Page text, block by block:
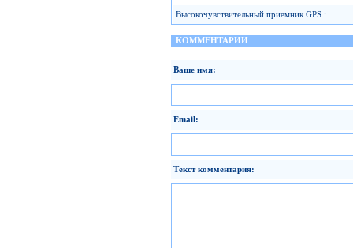
Высокочувствительный приемник GPS :
КОММЕНТАРИИ
Ваше имя:
Email:
Текст комментария: